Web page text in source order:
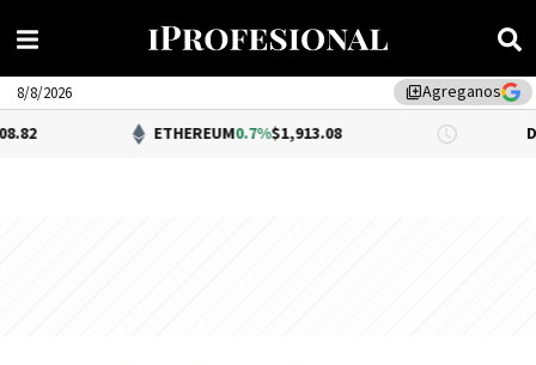
library_addAgreganos
8/8/2026
ETHEREUM0.7%$1,913.08 DÓLAR BNA